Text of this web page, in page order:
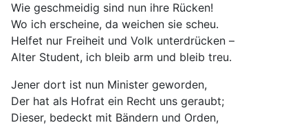
Wie geschmeidig sind nun ihre Rücken!
Wo ich erscheine, da weichen sie scheu.
Helfet nur Freiheit und Volk unterdrücken –
Alter Student, ich bleib arm und bleib treu.
Jener dort ist nun Minister geworden,
Der hat als Hofrat ein Recht uns geraubt;
Dieser, bedeckt mit Bändern und Orden,